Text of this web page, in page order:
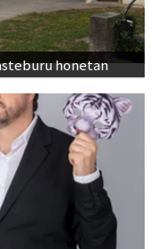
honetan